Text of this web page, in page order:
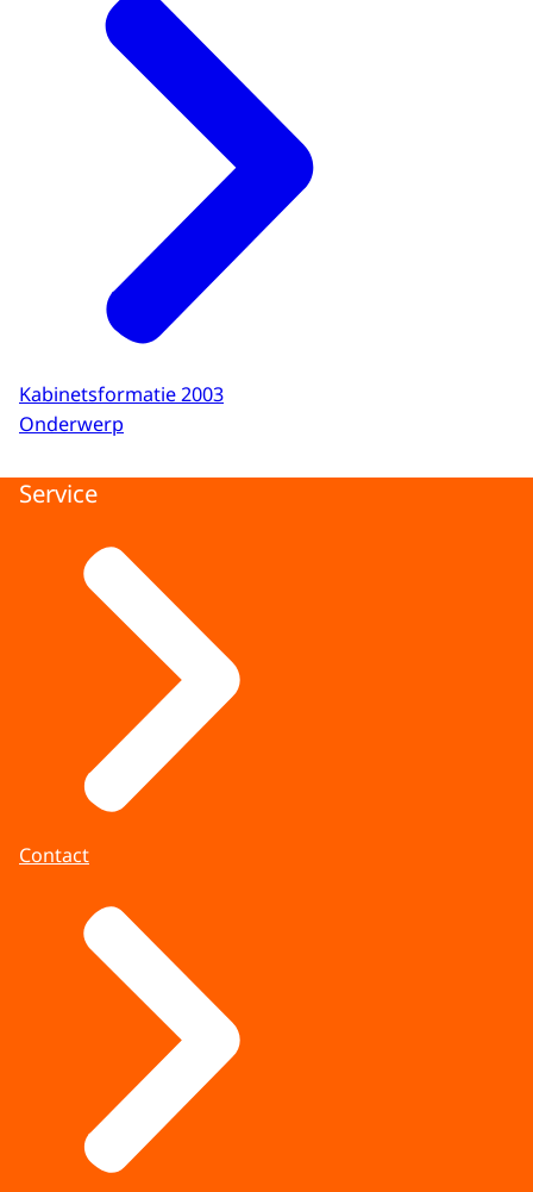
Kabinetsformatie 2003
Onderwerp
Service
Contact